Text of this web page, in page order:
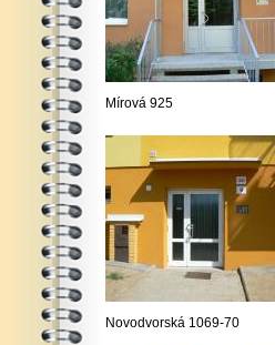
Mírová 925
Novodvorská 1069-70